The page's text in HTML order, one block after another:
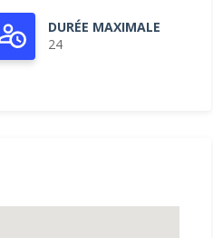
DURÉE MAXIMALE
24